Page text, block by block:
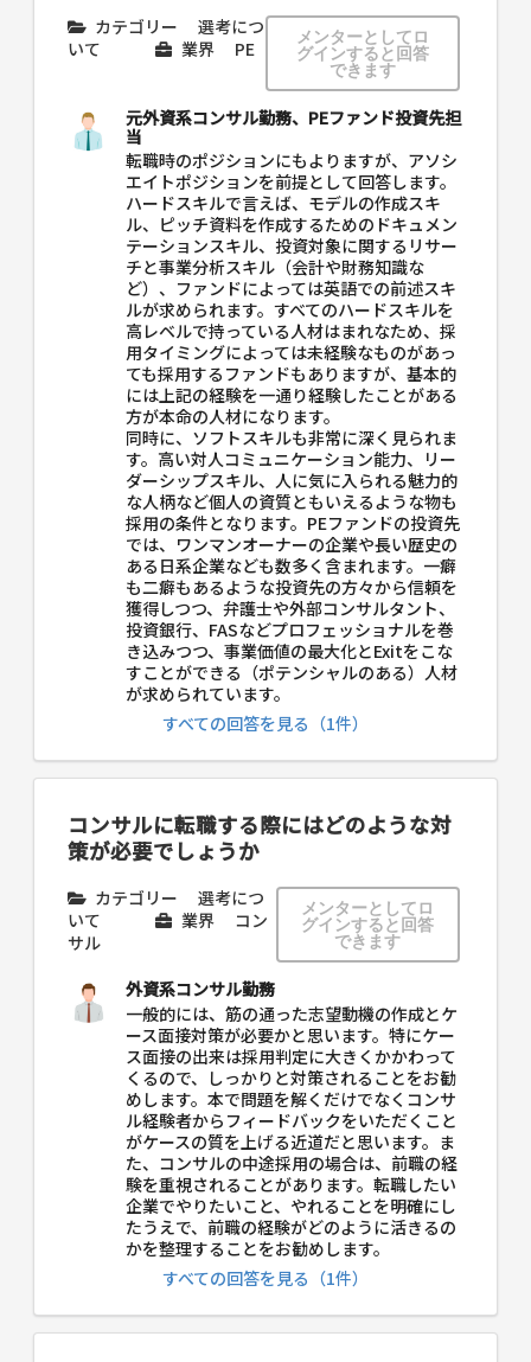
カテゴリー
選考につ
いて
業界 PE
メンターとしてロ
グインすると回答
できます
元外資系コンサル勤務、PEファンド投資先担
当
転職時のポジションにもよりますが、アソシ
エイトポジションを前提として回答します。
ハードスキルで言えば、モデルの作成スキ
ル、ピッチ資料を作成するためのドキュメン
テーションスキル、投資対象に関するリサー
チと事業分析スキル（会計や財務知識な
ど）、ファンドによっては英語での前述スキ
ルが求められます。すべてのハードスキルを
高レベルで持っている人材はまれなため、採
用タイミングによっては未経験なものがあっ
ても採用するファンドもありますが、基本的
には上記の経験を一通り経験したことがある
方が本命の人材になります。
同時に、ソフトスキルも非常に深く見られま
す。高い対人コミュニケーション能力、リー
ダーシップスキル、人に気に入られる魅力的
な人柄など個人の資質ともいえるような物も
採用の条件となります。PEファンドの投資先
では、ワンマンオーナーの企業や長い歴史の
ある日系企業なども数多く含まれます。一癖
も二癖もあるような投資先の方々から信頼を
獲得しつつ、弁護士や外部コンサルタント、
投資銀行、FASなどプロフェッショナルを巻
き込みつつ、事業価値の最大化とExitをこな
すことができる（ポテンシャルのある）人材
が求められています。
すべての回答を見る（1件）
コンサルに転職する際にはどのような対
策が必要でしょうか
カテゴリー
選考につ
いて
業界
コン
サル
メンターとしてロ
グインすると回答
できます
外資系コンサル勤務
一般的には、筋の通った志望動機の作成とケ
ース面接対策が必要かと思います。特にケー
ス面接の出来は採用判定に大きくかかわって
くるので、しっかりと対策されることをお勧
めします。本で問題を解くだけでなくコンサ
ル経験者からフィードバックをいただくこと
がケースの質を上げる近道だと思います。ま
た、コンサルの中途採用の場合は、前職の経
験を重視されることがあります。転職したい
企業でやりたいこと、やれることを明確にし
たうえで、前職の経験がどのように活きるの
かを整理することをお勧めします。
すべての回答を見る（1件）